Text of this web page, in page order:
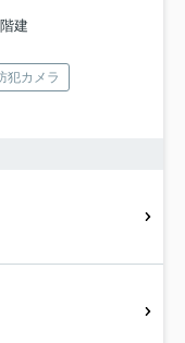
建
犯カメラ